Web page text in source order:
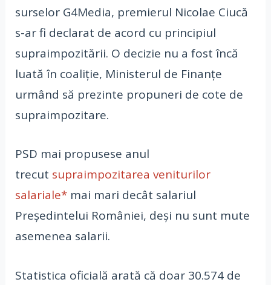
surselor G4Media, premierul Nicolae Ciucă
s-ar fi declarat de acord cu principiul
supraimpozitării. O decizie nu a fost încă
luată în coaliție, Ministerul de Finanțe
urmând să prezinte propuneri de cote de
supraimpozitare.
PSD mai propusese anul
trecut supraimpozitarea veniturilor
salariale*mai mari decât salariul
Președintelui României, deși nu sunt mute
asemenea salarii.
Statistica oficială arată că doar 30.574 de